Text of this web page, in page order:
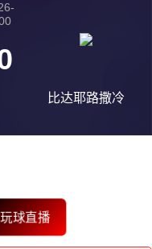
比达耶路撒冷
玩球直播
VS比达耶路撒冷